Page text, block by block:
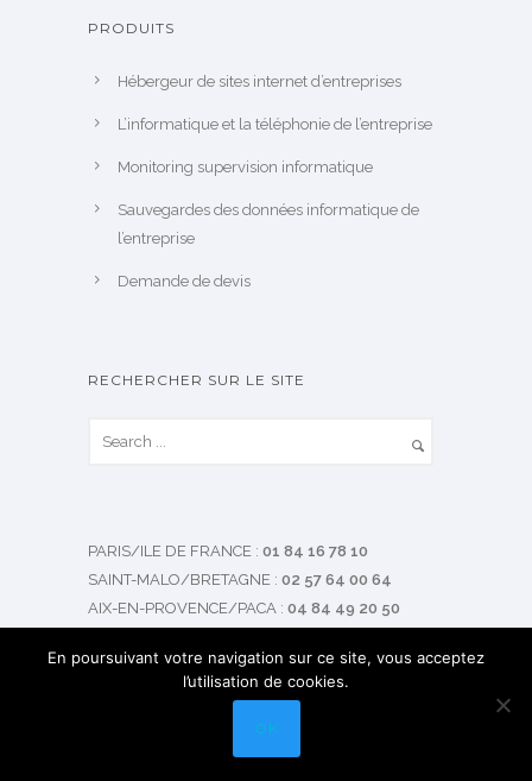
PRODUITS
Hébergeur de sites internet d’entreprises
L’informatique et la téléphonie de l’entreprise
Monitoring supervision informatique
Sauvegardes des données informatique de
l’entreprise
Demande de devis
RECHERCHER SUR LE SITE
PARIS/ILE DE FRANCE : 01 84 16 78 10
SAINT-MALO/BRETAGNE : 02 57 64 00 64
AIX-EN-PROVENCE/PACA : 04 84 49 20 50
Demande d'intervention
Prise de main à distance
En poursuivant votre navigation sur ce site, vous acceptez
l’utilisation de cookies.
OK